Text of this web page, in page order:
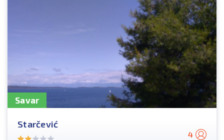
Savar
Starčević
4